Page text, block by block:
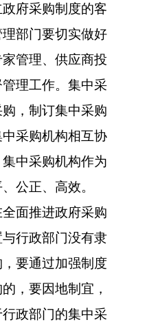
府采购制度的客
部门要切实做好
管理、供应商投
理工作。集中采
，制订集中采购
采购机构相互协
中采购机构作为
公正、高效。
面推进政府采购
行政部门没有隶
要通过加强制度
，要因地制宜，
政部门的集中采